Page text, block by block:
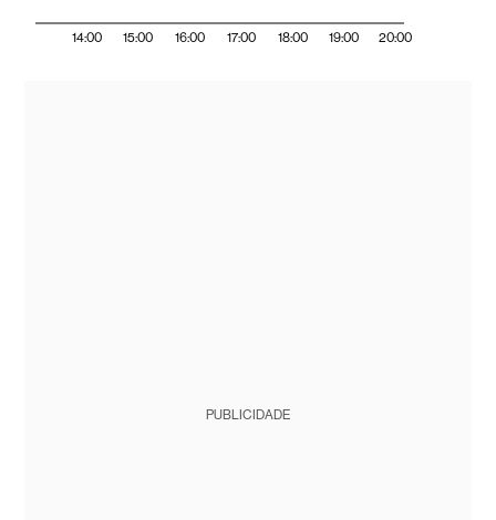
14:00 15:00 16:00 17:00 18:00 19:00 20:00
PUBLICIDADE